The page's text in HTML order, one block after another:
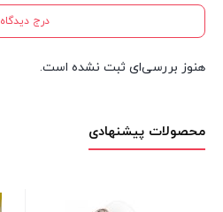
درج دیدگاه
هنوز بررسی‌ای ثبت نشده است.
محصولات پیشنهادی